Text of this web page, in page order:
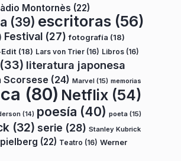
Montornès (22)
(39) escritoras (56)
Festival (27) fotografía (18)
(18) Lars von Trier (16) Libros (16)
(33) literatura japonesa
Scorsese (24) Marvel (15) memorias
(80) Netflix (54)
(14) poesía (40) poeta (15)
(32) serie (28) Stanley Kubrick
(22) Teatro (16) Werner